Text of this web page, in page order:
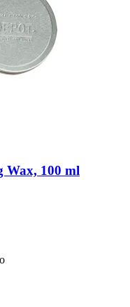
Wax, 100 ml